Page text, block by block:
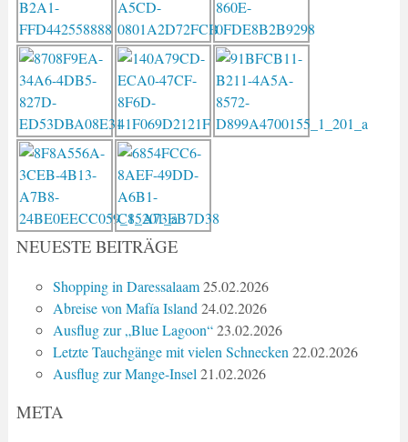
NEUESTE BEITRÄGE
Shopping in Daressalaam 25.02.2026
Abreise von Mafía Island 24.02.2026
Ausflug zur „Blue Lagoon“ 23.02.2026
Letzte Tauchgänge mit vielen Schnecken 22.02.2026
Ausflug zur Mange-Insel 21.02.2026
META